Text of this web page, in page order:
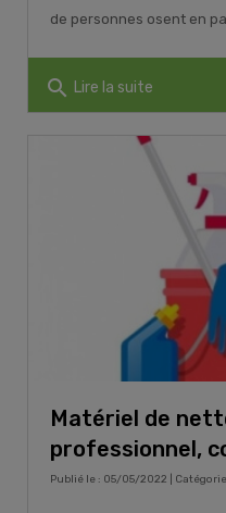
de personnes osent en
search Lire la suite
Matériel de
professionnel,
Publié le : 05/05/2022 |